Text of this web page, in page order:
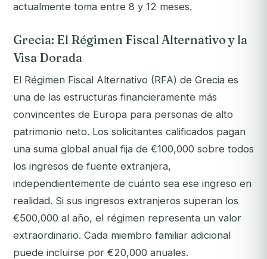
actualmente toma entre 8 y 12 meses.
Grecia: El Régimen Fiscal Alternativo y la
Visa Dorada
El Régimen Fiscal Alternativo (RFA) de Grecia es
una de las estructuras financieramente más
convincentes de Europa para personas de alto
patrimonio neto. Los solicitantes calificados pagan
una suma global anual fija de €100,000 sobre todos
los ingresos de fuente extranjera,
independientemente de cuánto sea ese ingreso en
realidad. Si sus ingresos extranjeros superan los
€500,000 al año, el régimen representa un valor
extraordinario. Cada miembro familiar adicional
puede incluirse por €20,000 anuales.